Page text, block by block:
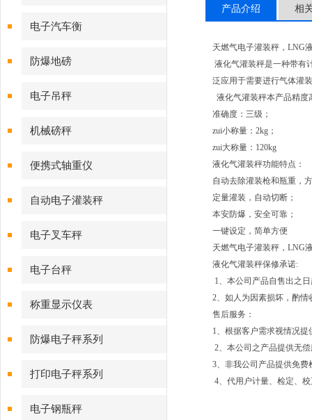
电子汽车衡
防爆地磅
电子吊秤
机械磅秤
便携式轴重仪
自动电子灌装秤
电子叉车秤
电子台秤
称重显示仪表
防爆电子秤系列
打印电子秤系列
电子钢瓶秤
产品介绍 相
天燃气电子灌装秤，LNG
液化气灌装秤是一种带有
泛应用于需要进行气体灌
液化气灌装秤本产品精
准确度：三级；
zui小称量：2kg；
zui大称量：120kg
液化气灌装秤功能特点：
自动去除灌装枪和瓶重，
定量灌装，自动切断；
本安防爆，安全可靠；
一键设定，简单方便
天燃气电子灌装秤，LNG
液化气灌装秤保修承诺:
1、本公司产品自售出之
2、如人为因素损坏，酌情
售后服务：
1、根据客户需求视情况提
2、本公司之产品提供无
3、非我公司产品提供免
4、代用户计量、检定、